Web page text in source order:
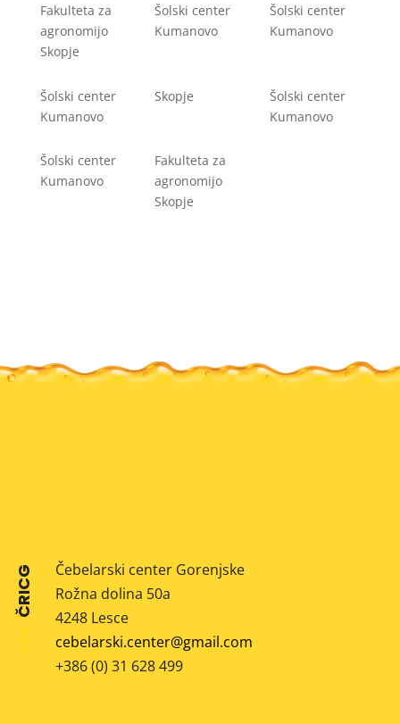
Fakulteta za
agronomijo
Skopje
Šolski center
Kumanovo
Šolski center
Kumanovo
Šolski center
Kumanovo
Skopje
Šolski center
Kumanovo
Šolski center
Kumanovo
Fakulteta za
agronomijo
Skopje
ČRICG
Čebelarski center Gorenjske
Rožna dolina 50a
4248 Lesce
cebelarski.center@gmail.com
+386 (0) 31 628 499